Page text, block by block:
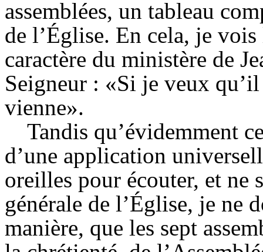
assemblées, un tableau
de l’Église. En cela, je vois
caractère du ministère de
Seigneur : «Si je veux
vienne».
Tandis qu’évidemment
d’une application
oreilles pour écouter, et ne
générale de l’Église, je ne
manière, que les sept